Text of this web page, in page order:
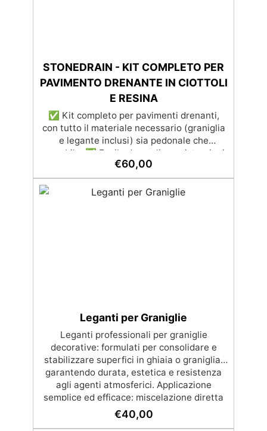
STONEDRAIN - KIT COMPLETO PER
PAVIMENTO DRENANTE IN CIOTTOLI
E RESINA
✅ Kit completo per pavimenti drenanti,
con tutto il materiale necessario (graniglia
e legante inclusi) sia pedonale che
carrabile. ✅ Facile da applicare: istruzioni
dettagliate per risultati impeccabili, senza
bisogno di esperienza, con assistenza
video/telefonica gratuita ✅ Economico e
€60,00
Leganti per Graniglie
Leganti professionali per graniglie
decorative: formulati per consolidare e
stabilizzare superfici in ghiaia o graniglia,
garantendo durata, estetica e resistenza
agli agenti atmosferici. Applicazione
semplice ed efficace: miscelazione diretta
con le graniglie asciutte e posa facilitata
anche su superfici preesistenti, ideale per
€40,00